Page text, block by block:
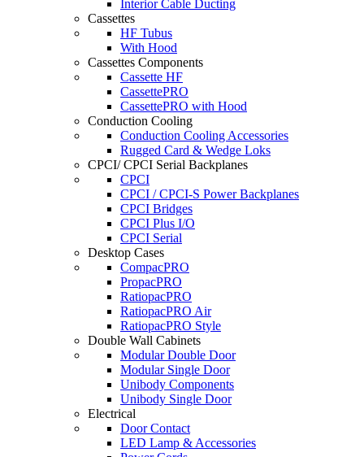
Interior Cable Ducting
Cassettes
HF Tubus
With Hood
Cassettes Components
Cassette HF
CassettePRO
CassettePRO with Hood
Conduction Cooling
Conduction Cooling Accessories
Rugged Card & Wedge Loks
CPCI/ CPCI Serial Backplanes
CPCI
CPCI / CPCI-S Power Backplanes
CPCI Bridges
CPCI Plus I/O
CPCI Serial
Desktop Cases
CompacPRO
PropacPRO
RatiopacPRO
RatiopacPRO Air
RatiopacPRO Style
Double Wall Cabinets
Modular Double Door
Modular Single Door
Unibody Components
Unibody Single Door
Electrical
Door Contact
LED Lamp & Accessories